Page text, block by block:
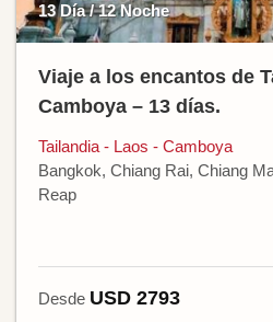
13 Día / 12 Noche
Viaje a los encantos de
Camboya – 13 días.
Tailandia - Laos - Camboya
Bangkok, Chiang Rai, Chiang
Reap
Desde USD 2793